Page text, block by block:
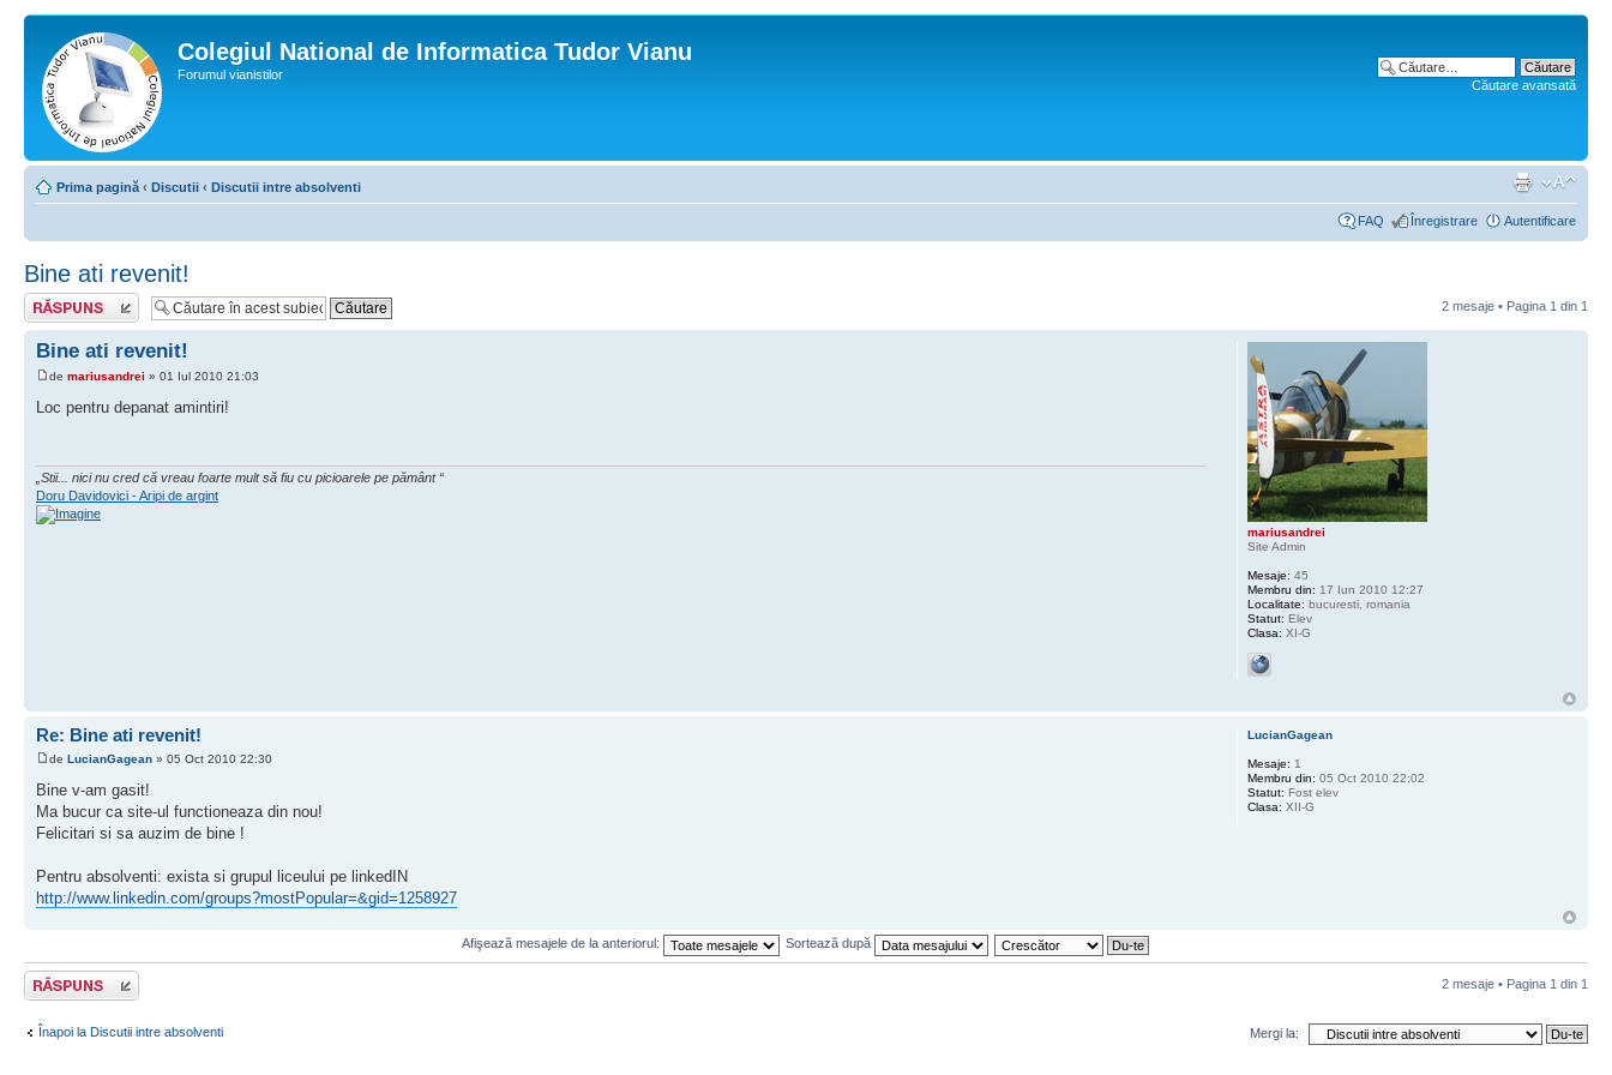
Colegiul National de Informatica Tudor Vianu
Forumul vianistilor
Căutare avansată
Prima pagină ‹ Discutii ‹ Discutii intre absolventi
FAQ Înregistrare Autentificare
Bine ati revenit!
Scrie un răspuns 2 mesaje • Pagina 1 din 1
Bine ati revenit!
de mariusandrei » 01 Iul 2010 21:03
Loc pentru depanat amintiri!
„Stii... nici nu cred că vreau foarte mult să fiu cu picioarele pe pământ “
Doru Davidovici - Aripi de argint
mariusandrei
Site Admin
Mesaje: 45
Membru din: 17 Iun 2010 12:27
Localitate: bucuresti, romania
Statut: Elev
Clasa: XI-G
Re: Bine ati revenit!
de LucianGagean » 05 Oct 2010 22:30
Bine v-am gasit!
Ma bucur ca site-ul functioneaza din nou!
Felicitari si sa auzim de bine !
Pentru absolventi: exista si grupul liceului pe linkedIN
http://www.linkedin.com/groups?mostPopular=&gid=1258927
LucianGagean
Mesaje: 1
Membru din: 05 Oct 2010 22:02
Statut: Fost elev
Clasa: XII-G
Afişează mesajele de la anteriorul: Sortează după
Scrie un răspuns 2 mesaje • Pagina 1 din 1
Înapoi la Discutii intre absolventi Mergi la: